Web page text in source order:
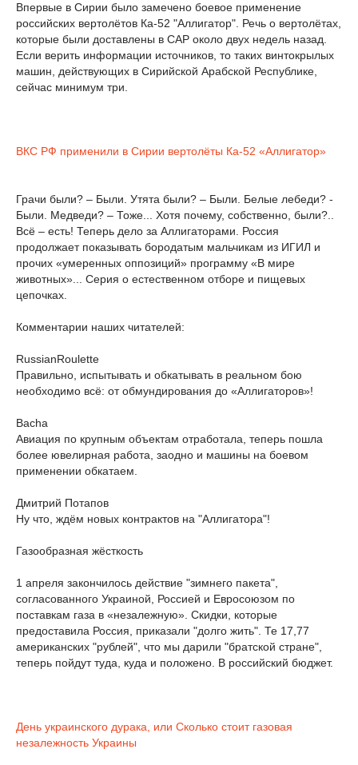
Впервые в Сирии было замечено боевое применение
российских вертолётов Ка-52 "Аллигатор". Речь о вертолётах,
которые были доставлены в САР около двух недель назад.
Если верить информации источников, то таких винтокрылых
машин, действующих в Сирийской Арабской Республике,
сейчас минимум три.
ВКС РФ применили в Сирии вертолёты Ка-52 «Аллигатор»
Грачи были? – Были. Утята были? – Были. Белые лебеди? -
Были. Медведи? – Тоже... Хотя почему, собственно, были?..
Всё – есть! Теперь дело за Аллигаторами. Россия
продолжает показывать бородатым мальчикам из ИГИЛ и
прочих «умеренных оппозиций» программу «В мире
животных»... Серия о естественном отборе и пищевых
цепочках.
Комментарии наших читателей:
RussianRoulette
Правильно, испытывать и обкатывать в реальном бою
необходимо всё: от обмундирования до «Аллигаторов»!
Bacha
Авиация по крупным объектам отработала, теперь пошла
более ювелирная работа, заодно и машины на боевом
применении обкатаем.
Дмитрий Потапов
Ну что, ждём новых контрактов на "Аллигатора"!
Газообразная жёсткость
1 апреля закончилось действие "зимнего пакета",
согласованного Украиной, Россией и Евросоюзом по
поставкам газа в «незалежную». Скидки, которые
предоставила Россия, приказали "долго жить". Те 17,77
американских "рублей", что мы дарили "братской стране",
теперь пойдут туда, куда и положено. В российский бюджет.
День украинского дурака, или Сколько стоит газовая
незалежность Украины